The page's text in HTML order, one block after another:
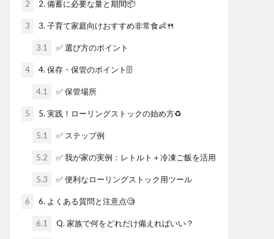
2 2. 備蓄に必要な量と期間📦
3 3. 子育て家庭向けおすすめ非常食👶🍴
3.1 ✅ 選び方のポイント
4 4. 保存・保管のポイント🗄️
4.1 ✅ 保管場所
5 5. 実践！ローリングストックの始め方♻️
5.1 ✅ ステップ例
5.2 ✅ 我が家の実例：レトルト＋冷凍ご飯を活用
5.3 ✅ 便利なローリングストック用ツール
6 6. よくある質問と注意点🧐
6.1 Q. 家族で何をどれだけ備えればいい？